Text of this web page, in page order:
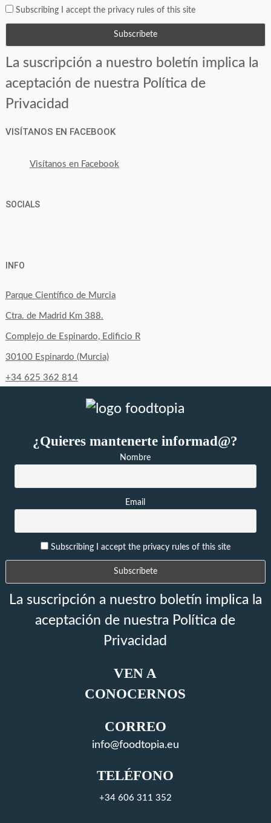
Subscribing I accept the privacy rules of this site
La suscripción a nuestro boletín implica la
aceptación de nuestra Política de
Privacidad
VISÍTANOS EN FACEBOOK
Visítanos en Facebook
SOCIALS
byfoodtopia
en
Facebook
byfoodtopia
en
Twitter
byfoodtopia
en
Instagram
INFO
Parque Científico de Murcia
Ctra. de Madrid Km 388.
Complejo de Espinardo, Edificio R
30100 Espinardo (Murcia)
+34 625 362 814
¿Quieres mantenerte informad@?
Nombre
Email
Subscribing I accept the privacy rules of this site
La suscripción a nuestro boletín implica la
aceptación de nuestra Política de
Privacidad
VEN A
CONOCERNOS
CORREO
info@foodtopia.eu
TELÉFONO
+34 606 311 352